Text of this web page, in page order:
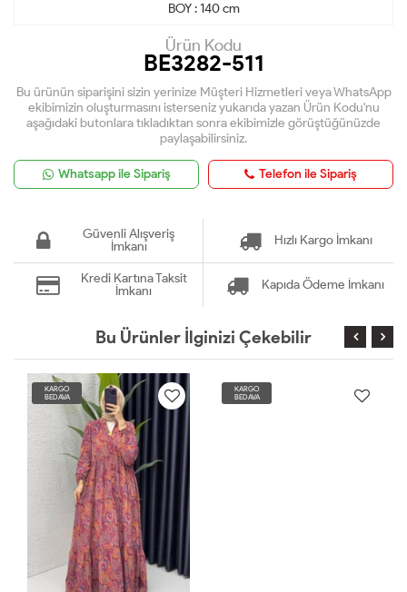
BOY : 140 cm
Ürün Kodu
BE3282-511
Bu ürünün siparişini sizin yerinize Müşteri Hizmetleri veya WhatsApp
ekibimizin oluşturmasını isterseniz yukarıda yazan Ürün Kodu'nu
aşağıdaki butonlara tıkladıktan sonra ekibimizle görüştüğünüzde
paylaşabilirsiniz.
Whatsapp ile Sipariş Telefon ile Sipariş
Güvenli Alışveriş
İmkanı
Hızlı Kargo İmkanı
Kredi Kartına Taksit
İmkanı
Kapıda Ödeme İmkanı
Bu Ürünler İlginizi Çekebilir
KARGO
BEDAVA
KARGO
BEDAVA